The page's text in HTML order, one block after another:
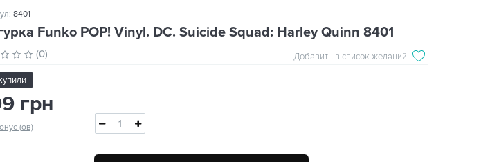
8401
Funko POP! Vinyl. DC. Suicide Squad: Harley Quinn 8401
(0) Добавить в список желаний
грн
(ов)